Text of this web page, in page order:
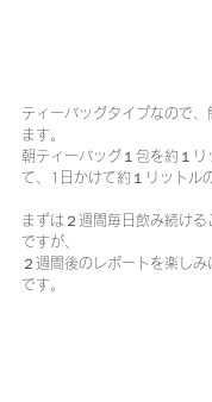
ティーバッグタイプなので
ます。
朝ティーバッグ１包を約１リ
て、1日かけて約１リットル
まずは２週間毎日飲み続ける
ですが、
２週間後のレポートを楽し
です。